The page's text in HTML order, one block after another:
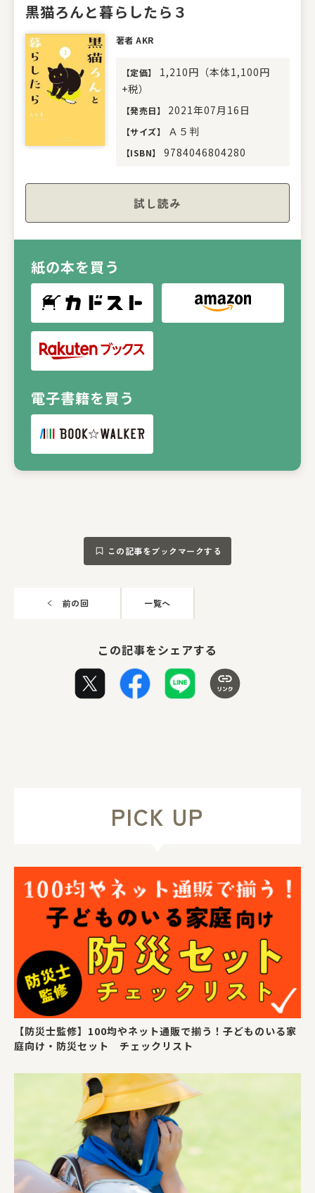
黒猫ろんと暮らしたら３
著者 AKR
【定価】
1,210円（本体1,100円
+税）
【発売日】 2021年07月16日
【サイズ】 Ａ５判
【ISBN】 9784046804280
試し読み
紙の本を買う
電子書籍を買う
この記事をブックマークする
前の回 一覧へ
この記事をシェアする
PICK UP
【防災士監修】100均やネット通販で揃う！子どものいる家
庭向け・防災セット チェックリスト